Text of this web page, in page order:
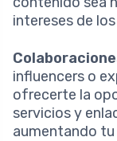
intereses de
influencers o
ofrecerte la
servicios y
aumentando